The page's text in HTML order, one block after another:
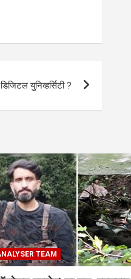
युनिव्हर्सिटी ?
TEAM